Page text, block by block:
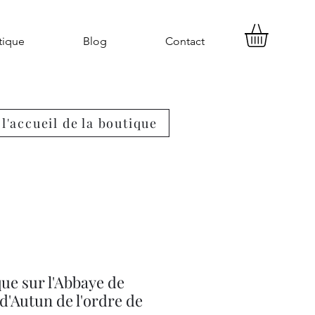
Blog Contact
de la boutique
sur l'Abbaye de
de l'ordre de